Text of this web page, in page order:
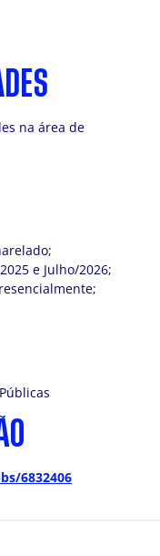
na área de
e Julho/2026;
6832406